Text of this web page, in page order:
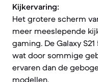
Kijkervaring:
Het grotere scherm
meer meeslepende
gaming. De Galaxy
wat door sommige
ervaren dan de
modellen.